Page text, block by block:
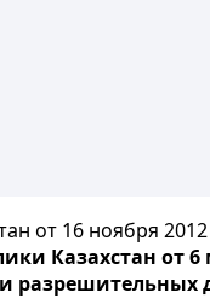
от 16 ноября
Казахстан от